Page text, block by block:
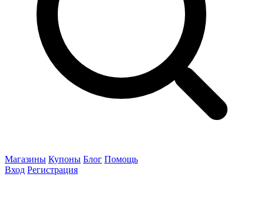
Магазины Купоны Блог Помощь
Вход Регистрация